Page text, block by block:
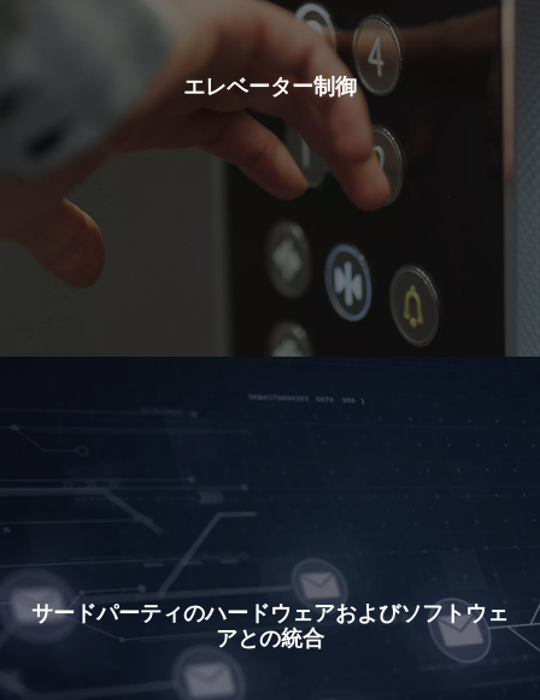
エレベーター制御
サードパーティのハードウェアおよびソフトウェ
アとの統合